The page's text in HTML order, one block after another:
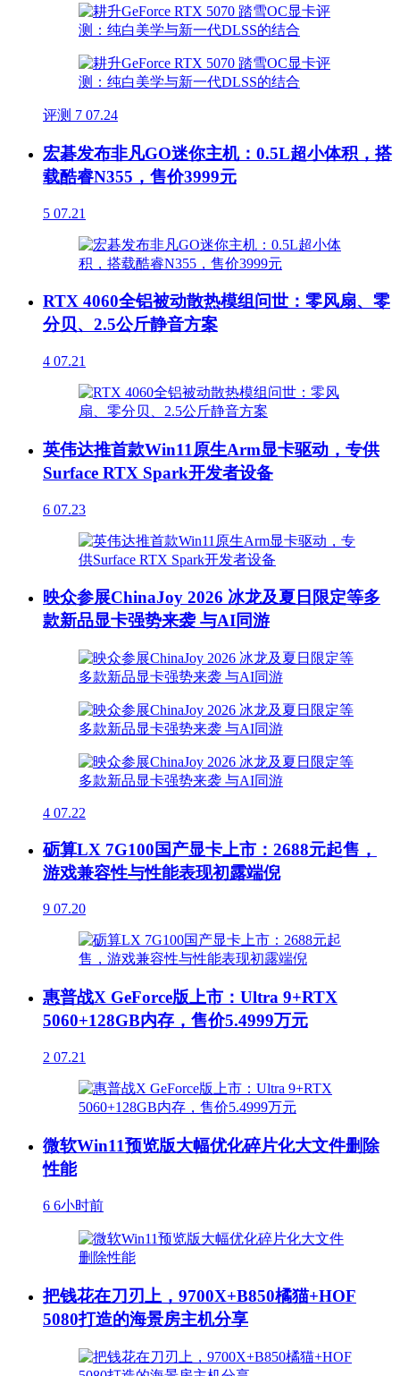
评测 7 07.24
宏碁发布非凡GO迷你主机：0.5L超小体积，搭
载酷睿N355，售价3999元
5 07.21
RTX 4060全铝被动散热模组问世：零风扇、零
分贝、2.5公斤静音方案
4 07.21
英伟达推首款Win11原生Arm显卡驱动，专供
Surface RTX Spark开发者设备
6 07.23
映众参展ChinaJoy 2026 冰龙及夏日限定等多
款新品显卡强势来袭 与AI同游
4 07.22
砺算LX 7G100国产显卡上市：2688元起售，
游戏兼容性与性能表现初露端倪
9 07.20
惠普战X GeForce版上市：Ultra 9+RTX
5060+128GB内存，售价5.4999万元
2 07.21
微软Win11预览版大幅优化碎片化大文件删除
性能
6 6小时前
把钱花在刀刃上，9700X+B850橘猫+HOF
5080打造的海景房主机分享